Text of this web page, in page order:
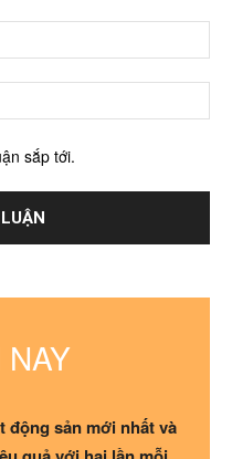
sắp tới.
động sản mới nhất và